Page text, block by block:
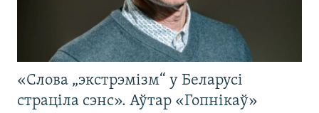
«Слова „экстрэмізм“ у Беларусі
страціла сэнс». Аўтар «Гопнікаў»